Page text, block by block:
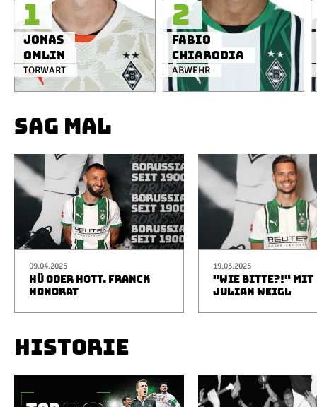
TORWART
Jonas
Omlin
1
ABWEHR
Fabio
Chiarodia
2
SAG MAL
09.04.2025
HÜ ODER HOTT, FRANCK
HONORAT
19.03.2025
"WIE BITTE?!" MIT
JULIAN WEIGL
HISTORIE